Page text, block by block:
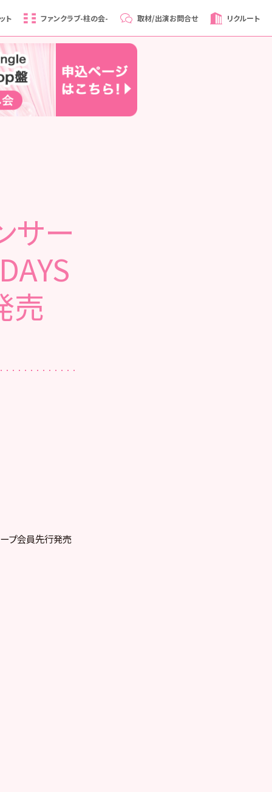
ト ファンクラブ-柱の会- 取材/出演お問合せ リクルート
サー
売
ープ会員先行発売